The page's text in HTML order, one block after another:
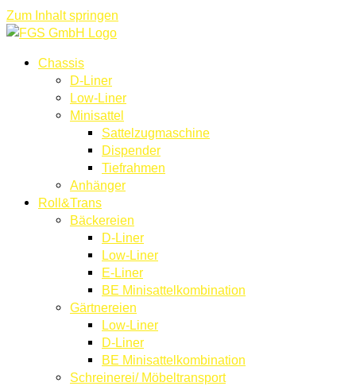
Zum Inhalt springen
Chassis
D-Liner
Low-Liner
Minisattel
Sattelzugmaschine
Dispender
Tiefrahmen
Anhänger
Roll&Trans
Bäckereien
D-Liner
Low-Liner
E-Liner
BE Minisattelkombination
Gärtnereien
Low-Liner
D-Liner
BE Minisattelkombination
Schreinerei/ Möbeltransport